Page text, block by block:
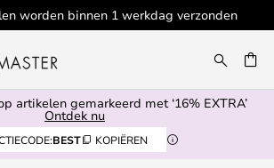
worden binnen 1 werkdag verzonden
artikelen gemarkeerd met ‘16% EXTRA’
Ontdek nu
BEST KOPIËREN